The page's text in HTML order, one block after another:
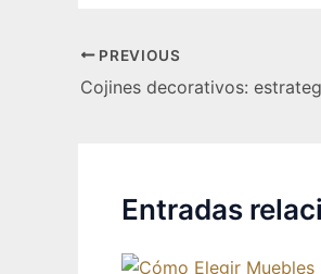
Post
navigation
PREVIOUS
Entradas